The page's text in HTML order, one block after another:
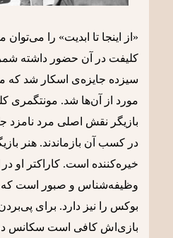
«از اینجا تا ابدیت» را
کلیفت در آن حضور داشته
سیزده جایزه‌ی اسکار شد
مورد از آن‌ها شد. مونتگمری
بازیگر نقش اصلی مرد نامزد
در کسب آن بازماندند. هنر
خیره‌کننده است. کاراکتر او
وظیفه‌شناس و صبور است که
بوکس را نیز دارد. برای پی‌بردن
بازی‌اش کافی است سکانس